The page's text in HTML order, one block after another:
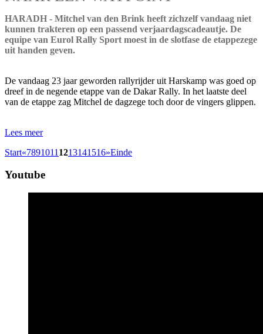
HARADH - Mitchel van den Brink heeft zichzelf vandaag niet
kunnen trakteren op een passend verjaardagscadeautje. De
equipe van Eurol Rally Sport moest in de slotfase de etappezege
uit handen geven.
De vandaag 23 jaar geworden rallyrijder uit Harskamp was goed op
dreef in de negende etappe van de Dakar Rally. In het laatste deel
van de etappe zag Mitchel de dagzege toch door de vingers glippen.
Lees meer
Start«7891011 1213141516»Einde
Youtube